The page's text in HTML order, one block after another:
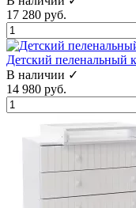
17 280 руб.
Детский пеленальный
В наличии ✓
14 980 руб.